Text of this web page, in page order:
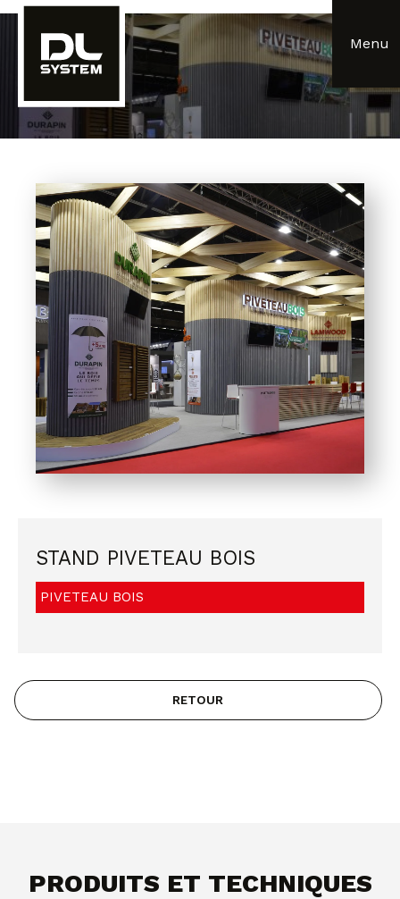
Menu
STAND PIVETEAU BOIS
PIVETEAU BOIS
RETOUR
PRODUITS ET TECHNIQUES
Panneau de gestion des cookies